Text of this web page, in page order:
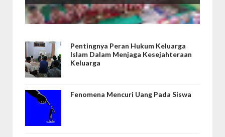
Pentingnya Peran Hukum Keluarga
Islam Dalam Menjaga Kesejahteraan
Keluarga
Fenomena Mencuri Uang Pada Siswa